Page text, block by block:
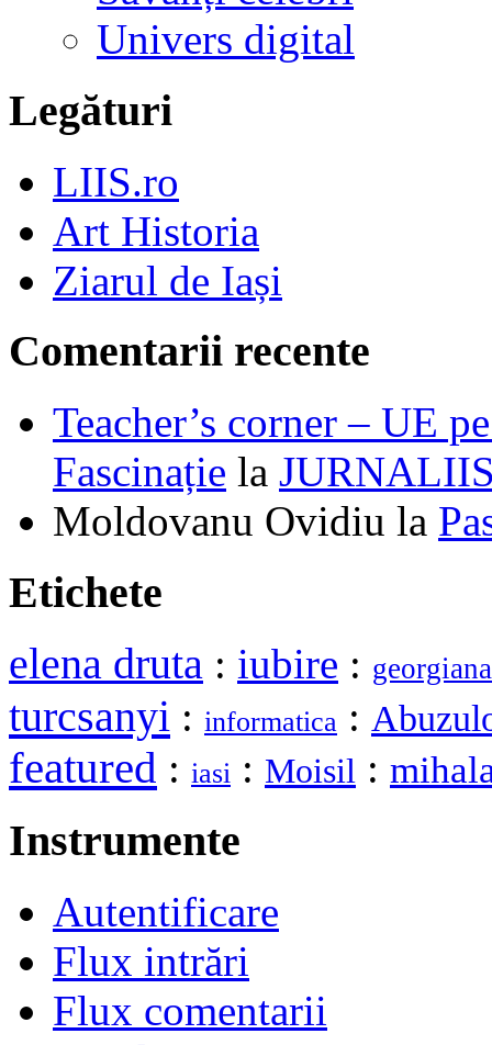
Univers digital
Legături
LIIS.ro
Art Historia
Ziarul de Iași
Comentarii recente
Teacher’s corner – UE
Fascinație la
Moldovanu Ovidiu la
Etichete
elena druta : iubire :
turcsanyi : informatica :
featured : iasi : Moisil :
Instrumente
Autentificare
Flux intrări
Flux comentarii